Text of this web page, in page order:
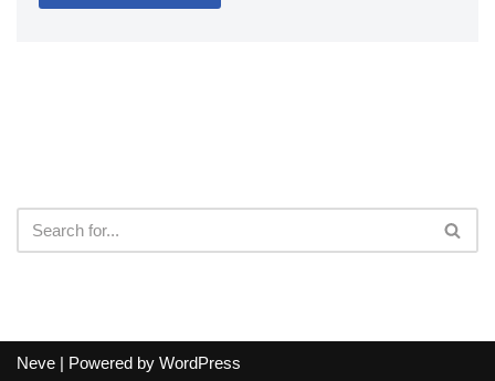
Neve | Powered by WordPress